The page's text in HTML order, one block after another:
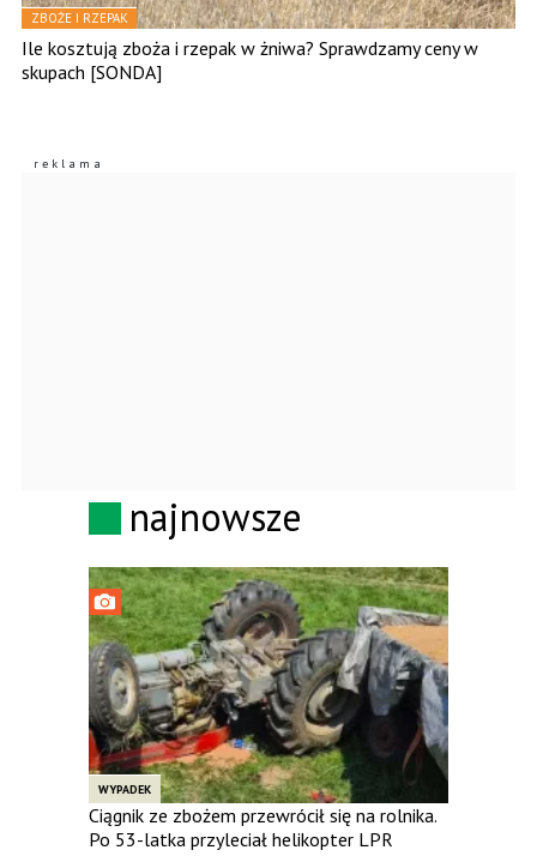
ZBOŻE I RZEPAK
Ile kosztują zboża i rzepak w żniwa? Sprawdzamy ceny w
skupach [SONDA]
najnowsze
WYPADEK
Ciągnik ze zbożem przewrócił się na rolnika.
Po 53-latka przyleciał helikopter LPR